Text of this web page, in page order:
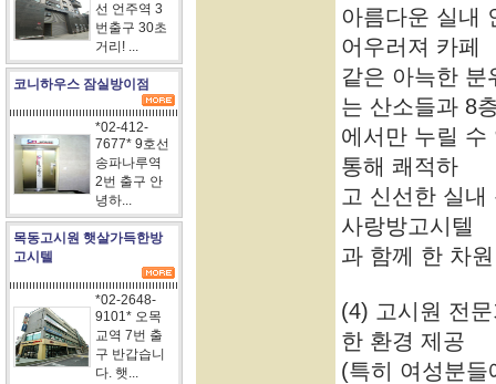
선 언주역 3
번출구 30초
거리! ...
코니하우스 잠실방이점
*02-412-
7677* 9호선
송파나루역
2번 출구 안
녕하...
목동고시원 햇살가득한방
고시텔
*02-2648-
9101* 오목
교역 7번 출
구 반갑습니
다. 햇...
아름다운 실내
어우러져 카페
같은 아늑한
는 산소들과 8
에서만 누릴 수
통해 쾌적하
고 신선한 실
사랑방고시텔
과 함께 한 차
(4) 고시원 전
한 환경 제공
(특히 여성분